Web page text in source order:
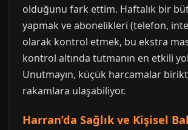
olduğunu fark ettim. Haftalık bir
yapmak ve abonelikleri (telefon,
olarak kontrol etmek, bu ekstra
kontrol altında tutmanın en etkili
Unutmayın, küçük harcamalar
rakamlara ulaşabiliyor.
Harran’da Sağlık ve Kişisel